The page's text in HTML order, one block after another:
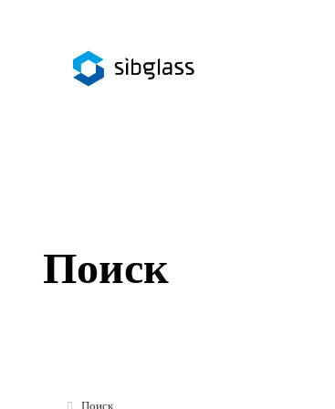
Инженер Стеклов
Поиск
Поиск